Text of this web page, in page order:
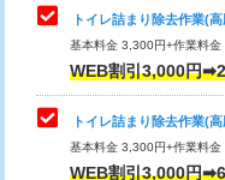
トイレ詰まり除去作業(
基本料金 3,300円+作業料
WEB割引3,000円
トイレ詰まり除去作業(
基本料金 3,300円+作業料
WEB割引3,000円